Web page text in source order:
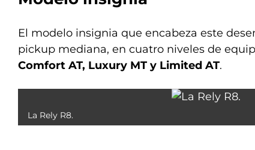
El modelo insignia que encabeza este
pickup mediana, en cuatro niveles de
Comfort AT, Luxury MT y Limited AT.
La Rely R8.